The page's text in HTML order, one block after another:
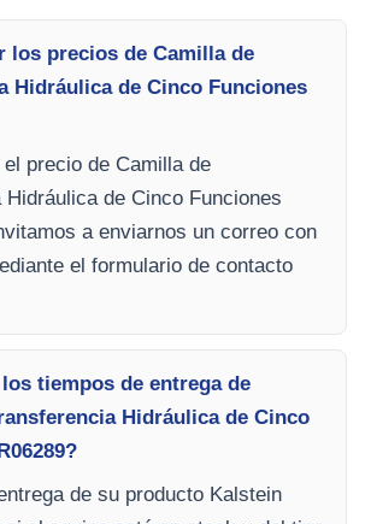
los precios de Camilla de
Hidráulica de Cinco Funciones
precio de Camilla de
Hidráulica de Cinco Funciones
a enviarnos un correo con
el formulario de contacto
tiempos de entrega de
Hidráulica de Cinco
de su producto Kalstein